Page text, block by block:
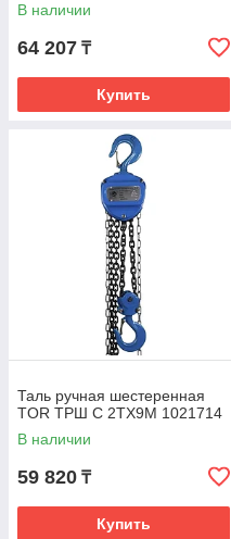
В наличии
64 207 ₸
Купить
Таль ручная шестеренная
TOR ТРШ C 2ТХ9М 1021714
В наличии
59 820 ₸
Купить